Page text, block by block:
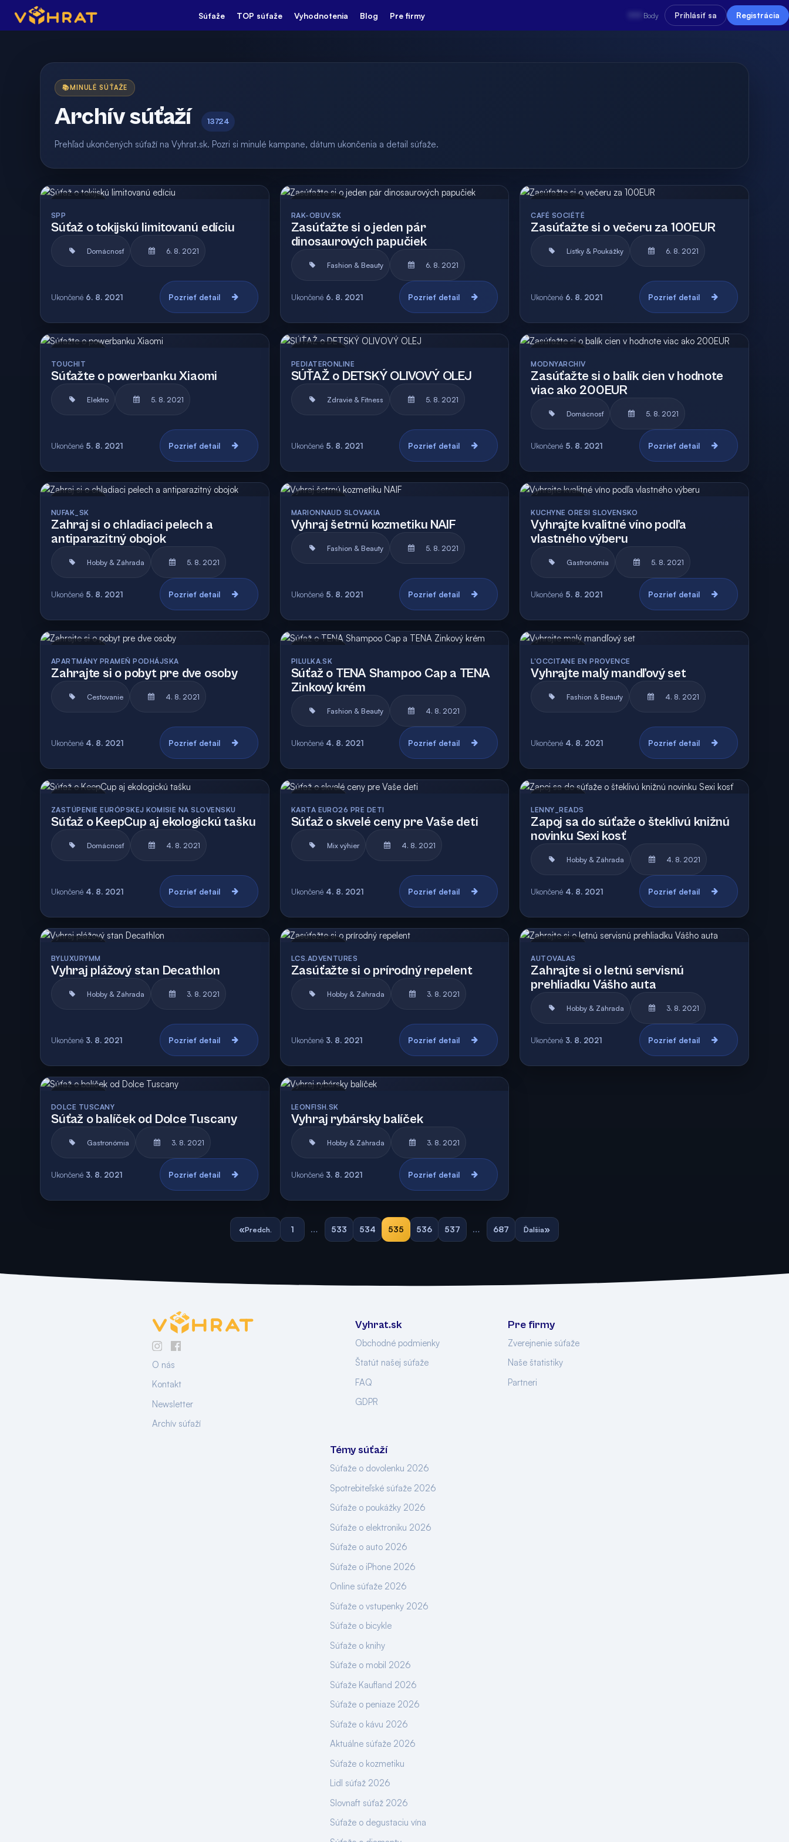
Súťaže TOP súťaže Vyhodnotenia Blog Pre firmy Body Prihlásiť sa Registrácia
📚 MINULÉ SÚŤAŽE
Archív súťaží 13724
Prehľad ukončených súťaží na Vyhrat.sk. Pozri si minulé kampane, dátum ukončenia a detail súťaže.
SPP
Súťaž o tokijskú limitovanú edíciu
Domácnosť 6. 8. 2021
Ukončené 6. 8. 2021 Pozrieť detail
RAK-OBUV.SK
Zasúťažte si o jeden pár
dinosaurových papučiek
Fashion & Beauty 6. 8. 2021
Ukončené 6. 8. 2021 Pozrieť detail
CAFÉ SOCIÉTÉ
Zasúťažte si o večeru za 100EUR
Lístky & Poukážky 6. 8. 2021
Ukončené 6. 8. 2021 Pozrieť detail
TOUCHIT
Súťažte o powerbanku Xiaomi
Elektro 5. 8. 2021
Ukončené 5. 8. 2021 Pozrieť detail
PEDIATERONLINE
SÚŤAŽ o DETSKÝ OLIVOVÝ OLEJ
Zdravie & Fitness 5. 8. 2021
Ukončené 5. 8. 2021 Pozrieť detail
MODNYARCHIV
Zasúťažte si o balík cien v hodnote
viac ako 200EUR
Domácnosť 5. 8. 2021
Ukončené 5. 8. 2021 Pozrieť detail
NUFAK_SK
Zahraj si o chladiaci pelech a
antiparazitný obojok
Hobby & Záhrada 5. 8. 2021
Ukončené 5. 8. 2021 Pozrieť detail
MARIONNAUD SLOVAKIA
Vyhraj šetrnú kozmetiku NAIF
Fashion & Beauty 5. 8. 2021
Ukončené 5. 8. 2021 Pozrieť detail
KUCHYNE ORESI SLOVENSKO
Vyhrajte kvalitné víno podľa
vlastného výberu
Gastronómia 5. 8. 2021
Ukončené 5. 8. 2021 Pozrieť detail
APARTMÁNY PRAMEŇ PODHÁJSKA
Zahrajte si o pobyt pre dve osoby
Cestovanie 4. 8. 2021
Ukončené 4. 8. 2021 Pozrieť detail
PILULKA.SK
Súťaž o TENA Shampoo Cap a TENA
Zinkový krém
Fashion & Beauty 4. 8. 2021
Ukončené 4. 8. 2021 Pozrieť detail
L'OCCITANE EN PROVENCE
Vyhrajte malý mandľový set
Fashion & Beauty 4. 8. 2021
Ukončené 4. 8. 2021 Pozrieť detail
ZASTÚPENIE EURÓPSKEJ KOMISIE NA SLOVENSKU
Súťaž o KeepCup aj ekologickú tašku
Domácnosť 4. 8. 2021
Ukončené 4. 8. 2021 Pozrieť detail
KARTA EURO26 PRE DETI
Súťaž o skvelé ceny pre Vaše deti
Mix výhier 4. 8. 2021
Ukončené 4. 8. 2021 Pozrieť detail
LENNY_READS
Zapoj sa do súťaže o šteklivú knižnú
novinku Sexi kosť
Hobby & Záhrada 4. 8. 2021
Ukončené 4. 8. 2021 Pozrieť detail
BYLUXURYMM
Vyhraj plážový stan Decathlon
Hobby & Záhrada 3. 8. 2021
Ukončené 3. 8. 2021 Pozrieť detail
LCS.ADVENTURES
Zasúťažte si o prírodný repelent
Hobby & Záhrada 3. 8. 2021
Ukončené 3. 8. 2021 Pozrieť detail
AUTOVALAS
Zahrajte si o letnú servisnú
prehliadku Vášho auta
Hobby & Záhrada 3. 8. 2021
Ukončené 3. 8. 2021 Pozrieť detail
DOLCE TUSCANY
Súťaž o balíček od Dolce Tuscany
Gastronómia 3. 8. 2021
Ukončené 3. 8. 2021 Pozrieť detail
LEONFISH.SK
Vyhraj rybársky balíček
Hobby & Záhrada 3. 8. 2021
Ukončené 3. 8. 2021 Pozrieť detail
«Predch. 1 … 533 534 535 536 537 … 687 Ďalšia»
O nás
Kontakt
Newsletter
Archív súťaží
Vyhrat.sk
Obchodné podmienky
Štatút našej súťaže
FAQ
GDPR
Pre firmy
Zverejnenie súťaže
Naše štatistiky
Partneri
Témy súťaží
Súťaže o dovolenku 2026
Spotrebiteľské súťaže 2026
Súťaže o poukážky 2026
Súťaže o elektroniku 2026
Súťaže o auto 2026
Súťaže o iPhone 2026
Online súťaže 2026
Súťaže o vstupenky 2026
Súťaže o bicykle
Súťaže o knihy
Súťaže o mobil 2026
Súťaže Kaufland 2026
Súťaže o peniaze 2026
Súťaže o kávu 2026
Aktuálne súťaže 2026
Súťaže o kozmetiku
Lidl súťaž 2026
Slovnaft súťaž 2026
Súťaže o degustaciu vína